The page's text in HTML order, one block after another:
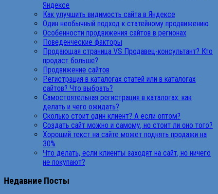
Яндексе
Как улучшить видимость сайта в Яндексе
Один необычный подход к статейному продвижению
Особенности продвижения сайтов в регионах
Поведенческие факторы
Продающая страница VS Продавец-консультант? Кто
продаст больше?
Продвижение сайтов
Регистрация в каталогах статей или в каталогах
сайтов? Что выбрать?
Самостоятельная регистрация в каталогах: как
делать и чего ожидать?
Сколько стоит один клиент? А если оптом?
Создать сайт можно и самому, но стоит ли оно того?
Хороший текст на сайте может поднять продажи на
30%
Что делать, если клиенты заходят на сайт, но ничего
не покупают?
Недавние Посты